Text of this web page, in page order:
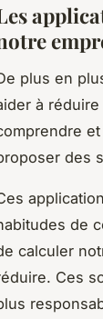
plus en
à
des
de
calculer
Ces